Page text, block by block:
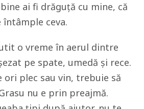
ai fi drăguță cu mine, că
ceva.
o vreme în aerul dintre
pe spate, umedă și rece.
ori plec sau vin, trebuie să
nu e prin preajmă.